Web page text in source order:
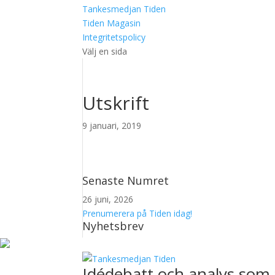
Tankesmedjan Tiden
Tiden Magasin
Integritetspolicy
Välj en sida
Utskrift
9 januari, 2019
Senaste Numret
26 juni, 2026
Prenumerera på Tiden idag!
Nyhetsbrev